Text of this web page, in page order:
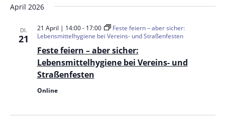
April 2026
DI.
21
Feste feiern – aber sicher:
Lebensmittelhygiene bei Vereins- und
Straßenfesten
21 April | 14:00- 17:00
Feste feiern – aber sicher:
Lebensmittelhygiene bei Vereins- und Straßenfesten
Online